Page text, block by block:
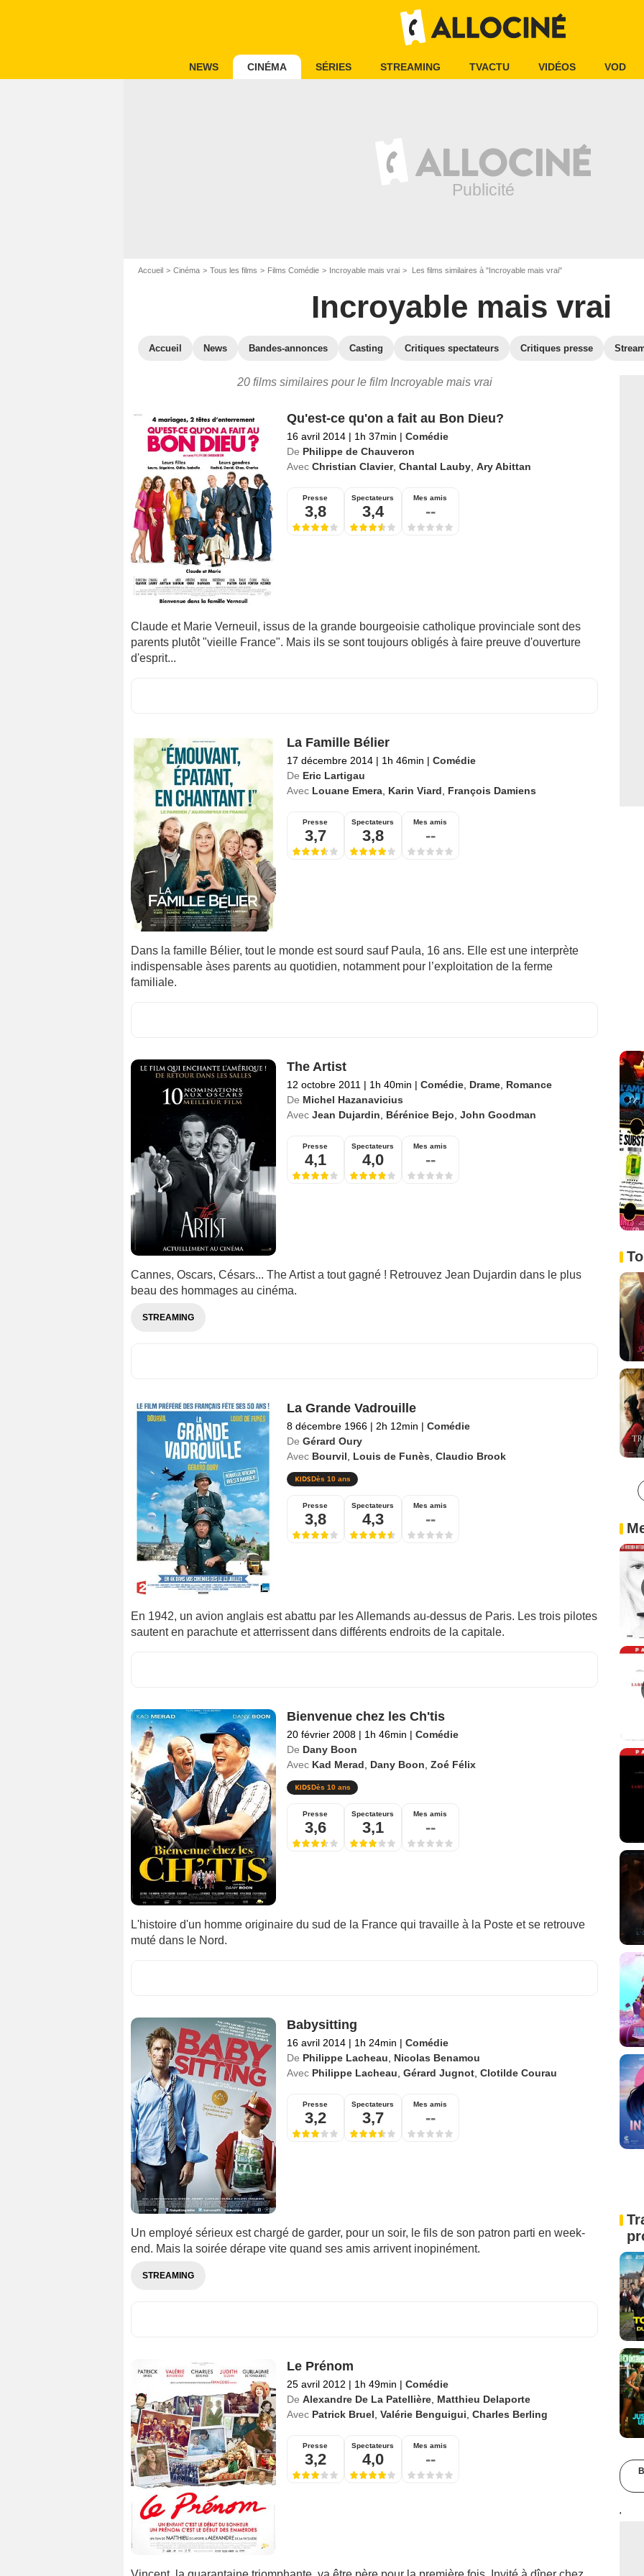
NEWS CINÉMA SÉRIES STREAMING TVACTU VIDÉOS VOD
Accueil Cinéma Tous les films Films Comédie Incroyable mais vrai Les films similaires à "Incroyable mais vrai"
Incroyable mais vrai
Accueil News Bandes-annonces Casting Critiques spectateurs Critiques presse
20 films similaires pour le film Incroyable mais vrai
Qu'est-ce qu'on a fait au Bon Dieu?
16 avril 2014 | 1h 37min | Comédie
De Philippe de Chauveron
Avec Christian Clavier, Chantal Lauby, Ary Abittan
Presse
3,8
Spectateurs
3,4
Mes amis
--
Claude et Marie Verneuil, issus de la grande bourgeoisie catholique provinciale sont des
parents plutôt "vieille France". Mais ils se sont toujours obligés à faire preuve d'ouverture
d'esprit...
La Famille Bélier
17 décembre 2014 | 1h 46min | Comédie
De Eric Lartigau
Avec Louane Emera, Karin Viard François Damiens
Presse
3,7
Spectateurs
3,8
Mes amis
--
Dans la famille Bélier, tout le monde est sourd sauf Paula, 16 ans. Elle est une interprète
indispensable àses parents au quotidien, notamment pour l’exploitation de la ferme
familiale.
The Artist
12 octobre 2011 | 1h 40min | Comédie, Drame, Romance
De Michel Hazanavicius
Avec Jean Dujardin Bérénice Bejo John Goodman
Presse
4,1
Spectateurs
4,0
Mes amis
--
Cannes, Oscars, Césars... The Artist a tout gagné ! Retrouvez Jean Dujardin dans le plus
beau des hommages au cinéma.
STREAMING
La Grande Vadrouille
8 décembre 1966 | 2h 12min | Comédie
De Gérard Oury
Avec Bourvil Louis de Funès Claudio Brook
Dès 10 ans
Presse
3,8
Spectateurs
4,3
Mes amis
--
En 1942, un avion anglais est abattu par les Allemands au-dessus de Paris. Les trois pilotes
sautent en parachute et atterrissent dans différents endroits de la capitale.
Bienvenue chez les Ch'tis
20 février 2008 | 1h 46min | Comédie
De Dany Boon
Avec Kad Merad Dany Boon Zoé Félix
Dès 10 ans
Presse
3,6
Spectateurs
3,1
Mes amis
--
L'histoire d'un homme originaire du sud de la France qui travaille à la Poste et se retrouve
muté dans le Nord.
Babysitting
16 avril 2014 | 1h 24min | Comédie
De Philippe Lacheau
Nicolas Benamou
Avec Philippe Lacheau Gérard Jugnot, Clotilde Courau
Presse
3,2
Spectateurs
3,7
Mes amis
--
Un employé sérieux est chargé de garder, pour un soir, le fils de son patron parti en week-
end. Mais la soirée dérape vite quand ses amis arrivent inopinément.
STREAMING
Le Prénom
25 avril 2012 | 1h 49min | Comédie
De Alexandre De La Patellière, Matthieu Delaporte
Avec Patrick Bruel Valérie Benguigui Charles Berling
Presse
3,2
Spectateurs
4,0
Mes amis
--
'